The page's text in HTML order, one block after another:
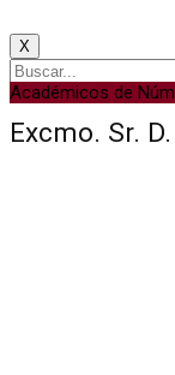
X
Académicos de
Excmo. Sr.